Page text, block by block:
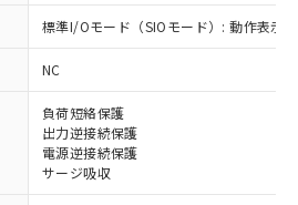
標準I/Oモード（SIOモード）: 動作表示
NC
負荷短絡保護
出力逆接続保護
電源逆接続保護
サージ吸収
RoHS指令（10物質）の
た製品が提供可能な商品で